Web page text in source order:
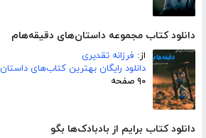
دانلود کتاب مجموعه داستان‌های دقیقه‌هام
از: فرزانه تقدیری
دانلود رایگان بهترین کتاب‌های داستان
۹۰ صفحه
دانلود کتاب برایم از بادبادک‌ها بگو